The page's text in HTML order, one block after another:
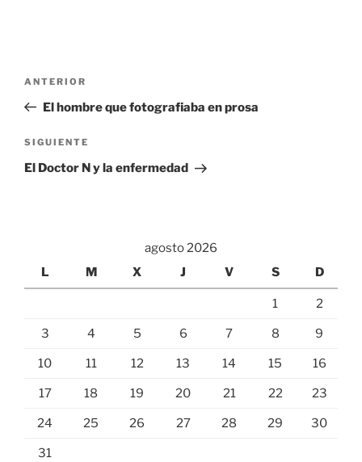
entradas
Entrada
anterior:
ANTERIOR
El hombre que fotografiaba en prosa
Siguiente
entrada
SIGUIENTE
El Doctor N y la enfermedad
agosto 2026
L
M X J V S D
1 2
3 4 5 6 7 8 9
10 11 12 13 14 15 16
17 18 19 20 21 22 23
24 25 26 27 28 29 30
31